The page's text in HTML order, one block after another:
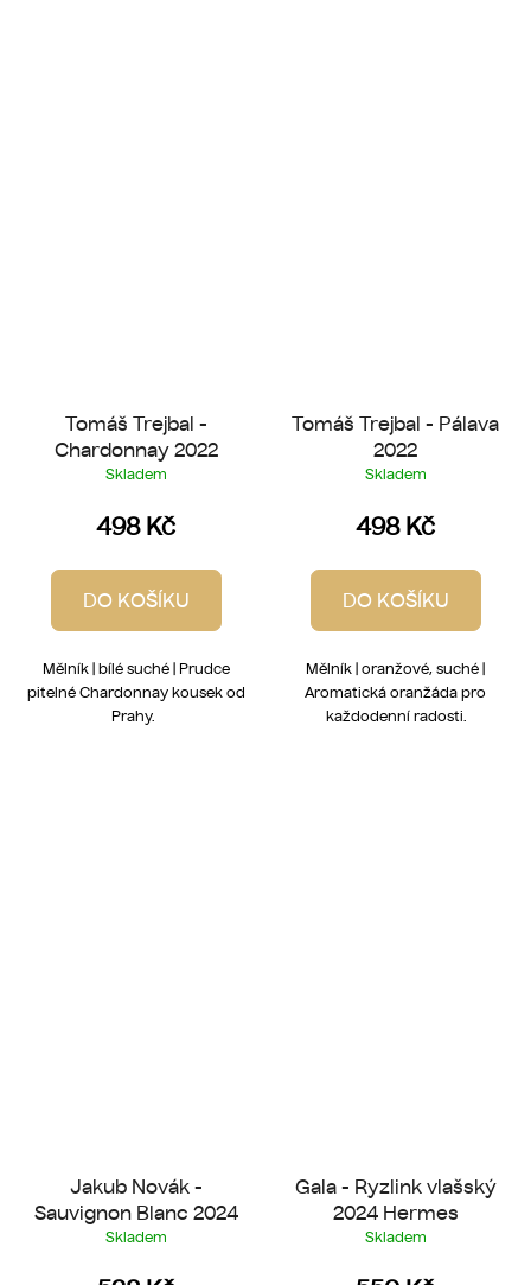
Tomáš Trejbal -
Chardonnay 2022
Skladem
498 Kč
DO KOŠÍKU
Mělník | bílé suché | Prudce
pitelné Chardonnay kousek od
Prahy.
Tomáš Trejbal - Pálava
2022
Skladem
498 Kč
DO KOŠÍKU
Mělník | oranžové, suché |
Aromatická oranžáda pro
každodenní radosti.
Jakub Novák -
Sauvignon Blanc 2024
Skladem
Gala - Ryzlink vlašský
2024 Hermes
Skladem